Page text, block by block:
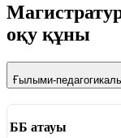
оқу құны
Ғылыми-
ББ атауы